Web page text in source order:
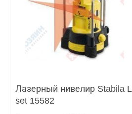
Лазерный нивелир Stabila
set 15582